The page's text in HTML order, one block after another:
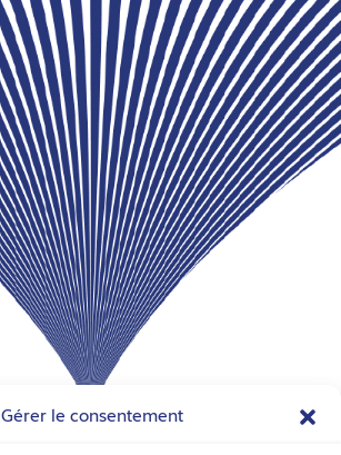
Gérer le consentement